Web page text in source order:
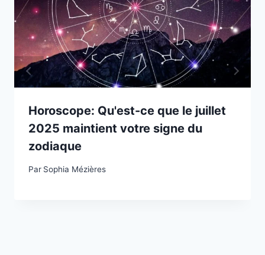
Horoscope: Qu'est-ce que le juillet
2025 maintient votre signe du
zodiaque
Par Sophia Mézières